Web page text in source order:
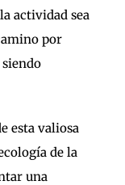
actividad sea
por
esta valiosa
de la
una